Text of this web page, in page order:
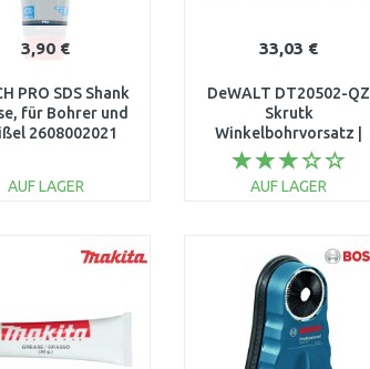
3,90 €
PRO SDS Shank
für Bohrer und
2608002021
AUF LAGER
33,03 €
DeWALT DT20502-QZ
Skrutk
Winkelbohrvorsatz |
1/4'', 3-teilig
AUF LAGER
Vergleichen